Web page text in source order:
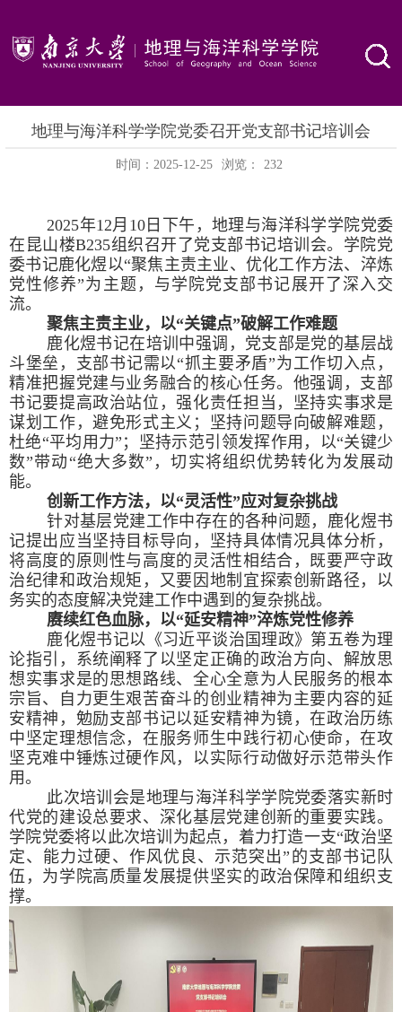
地理与海洋科学学院党委召开党支部书记培训会
时间：2025-12-25 浏览： 232
2025年12月 10日下午，地理与海洋科学学院党委
在昆山楼B235组织召开了党支部书记培训会。学院党
委书记鹿化煜以“聚焦主责主业、优化工作方法、淬炼
党性修养”为主题，与学院党支部书记展开了深入交
流。
聚焦主责主业，以“关键点”破解工作难题
鹿化煜书记在培训中强调，党支部是党的基层战
斗堡垒，支部书记需以“抓主要矛盾”为工作切入点，
精准把握党建与业务融合的核心任务。他强调，支部
书记要提高政治站位，强化责任担当，坚持实事求是
谋划工作，避免形式主义；坚持问题导向破解难题，
杜绝“平均用力”；坚持示范引领发挥作用，以“关键少
数”带动“绝大多数”，切实将组织优势转化为发展动
能。
创新工作方法，以“灵活性”应对复杂挑战
针对基层党建工作中存在的各种问题，鹿化煜书
记提出应当坚持目标导向，坚持具体情况具体分析，
将高度的原则性与高度的灵活性相结合，既要严守政
治纪律和政治规矩，又要因地制宜探索创新路径，以
务实的态度解决党建工作中遇到的复杂挑战。
赓续红色血脉，以“延安精神”淬炼党性修养
鹿化煜书记以《习近平谈治国理政》第五卷为理
论指引，系统阐释了以坚定正确的政治方向、解放思
想实事求是的思想路线、全心全意为人民服务的根本
宗旨、自力更生艰苦奋斗的创业精神为主要内容的延
安精神，勉励支部书记以延安精神为镜，在政治历练
中坚定理想信念，在服务师生中践行初心使命，在攻
坚克难中锤炼过硬作风，以实际行动做好示范带头作
用。
此次培训会是地理与海洋科学学院党委落实新时
代党的建设总要求、深化基层党建创新的重要实践。
学院党委将以此次培训为起点，着力打造一支“政治坚
定、能力过硬、作风优良、示范突出”的支部书记队
伍，为学院高质量发展提供坚实的政治保障和组织支
撑。